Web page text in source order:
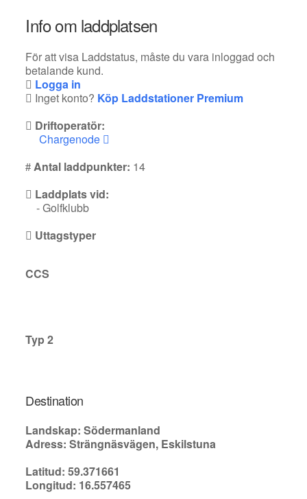
Info om laddplatsen
För att visa Laddstatus, måste du vara inloggad och
betalande kund.
Logga in
Inget konto? Köp Laddstationer Premium
Driftoperatör:
Chargenode
Antal laddpunkter: 14
Laddplats vid:
- Golfklubb
Uttagstyper
CCS
Typ 2
Destination
Landskap: Södermanland
Adress: Strängnäsvägen, Eskilstuna
Latitud: 59.371661
Longitud: 16.557465